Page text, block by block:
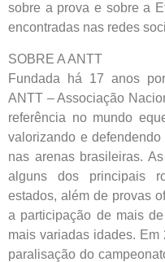
sobre a prova e sobre a
encontradas nas redes
SOBRE A ANTT
Fundada há 17 anos
ANTT – Associação
referência no mundo
valorizando e
nas arenas brasileiras.
alguns dos principais
estados, além de provas
a participação de mais
mais variadas idades.
paralisação do